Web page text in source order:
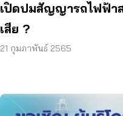
เปิดปมสัญญารถไฟฟ้า
เสีย ?
21 กุมภาพันธ์ 2565